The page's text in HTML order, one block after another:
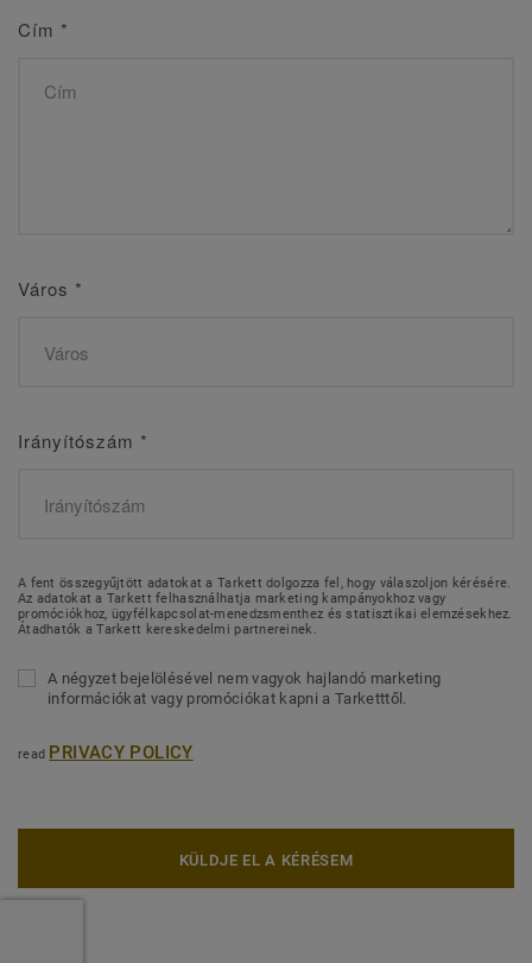
Cím *
Város *
Irányítószám *
A fent összegyűjtött adatokat a Tarkett dolgozza fel, hogy válaszoljon kérésére.
Az adatokat a Tarkett felhasználhatja marketing kampányokhoz vagy
promóciókhoz, ügyfélkapcsolat-menedzsmenthez és statisztikai elemzésekhez.
Átadhatók a Tarkett kereskedelmi partnereinek.
A négyzet bejelölésével nem vagyok hajlandó marketing
információkat vagy promóciókat kapni a Tarketttől.
read PRIVACY POLICY
KÜLDJE EL A KÉRÉSEM